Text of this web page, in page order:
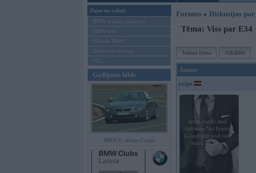
Ziņas un raksti
BMW modeļu jaunumi
BMW testi
Mēneša BMW
Sērijveida tūnings
Vel...
Gadījuma bilde
BMW 6. sērijas Coupe
Forums » Diskusijas
Tēma: Viss par E34
Jauna tēma Atbildēt
Autors
zzips